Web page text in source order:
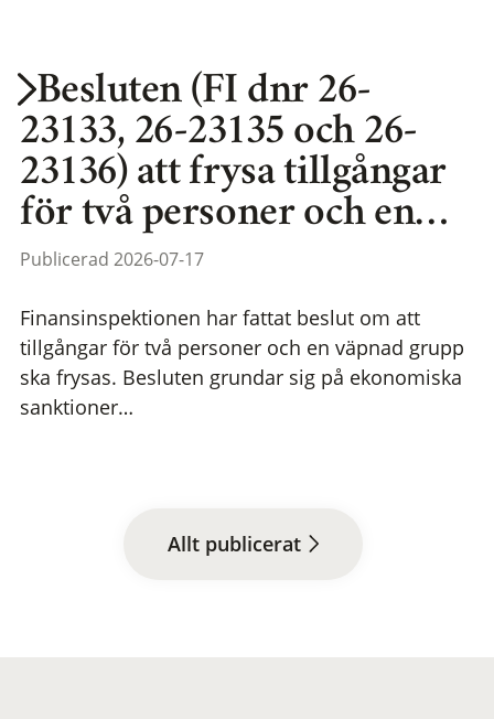
Besluten (FI dnr 26-
23133, 26-23135 och 26-
23136) att frysa tillgångar
för två personer och en…
Publicerad 2026-07-17
Finansinspektionen har fattat beslut om att
tillgångar för två personer och en väpnad grupp
ska frysas. Besluten grundar sig på ekonomiska
sanktioner…
Allt publicerat